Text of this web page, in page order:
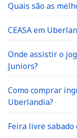
Quais são as
CEASA em
Onde assistir o
Juniors?
Como comprar
Uberlandia?
Feira livre